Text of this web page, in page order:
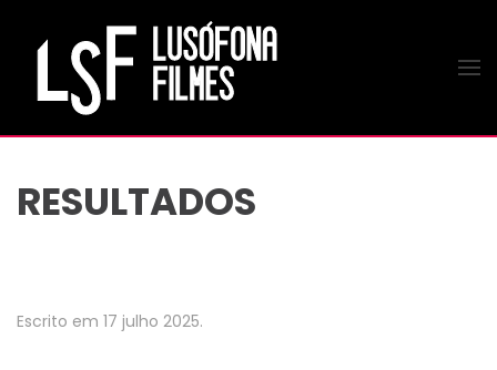
Saltar para o conteúdo principal
RESULTADOS
Escrito em 17 julho 2025.